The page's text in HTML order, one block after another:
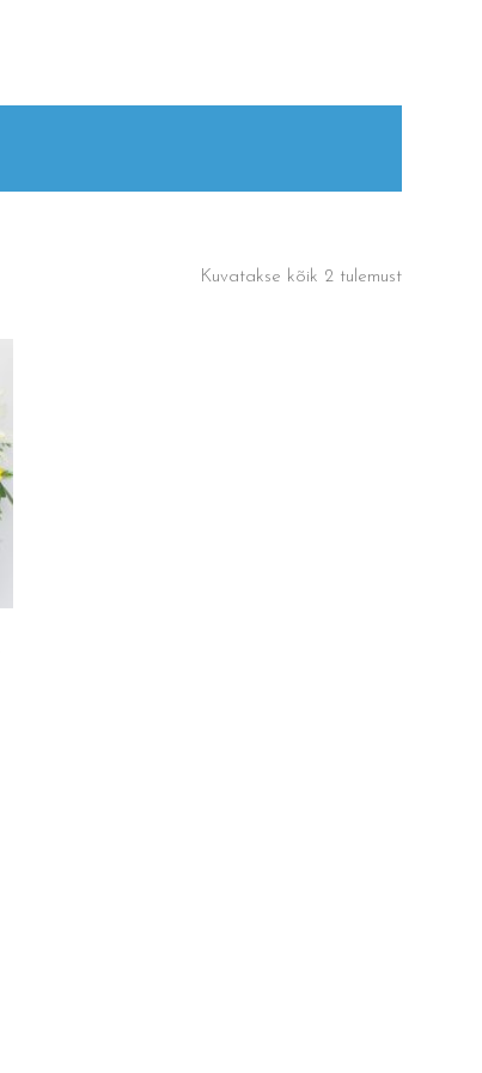
Kuvatakse kõik 2 tulemust